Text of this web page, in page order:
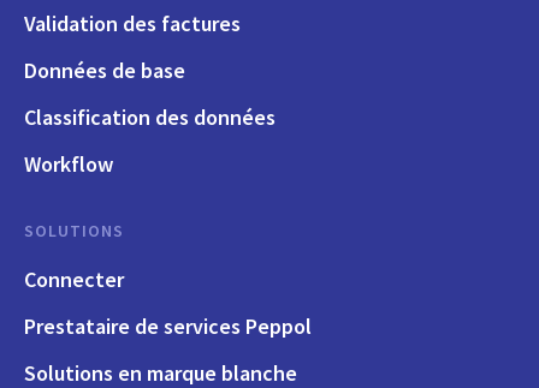
Validation des factures
Données de base
Classification des données
Workflow
SOLUTIONS
Connecter
Prestataire de services Peppol
Solutions en marque blanche